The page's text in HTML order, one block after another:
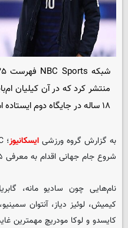
منتشر کرد که در آن کیلیان
۱۸ ساله در جایگاه دوم ایستاده است.
به گزارش گروه ورزشی ایسکانیوز
شروع جام جهانی اقدام به معرفی ۲۵ بازیکن برتر جام جهانی کرده است.
نام‌هایی چون سادیو مانه،
کیمیش، لوئیز دیاز، آنتوان
کایسدو و لوکا مودریچ مهمترین